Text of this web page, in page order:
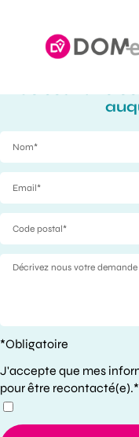
*Obligatoire
J'accepte que mes
pour être recontacté(e).*